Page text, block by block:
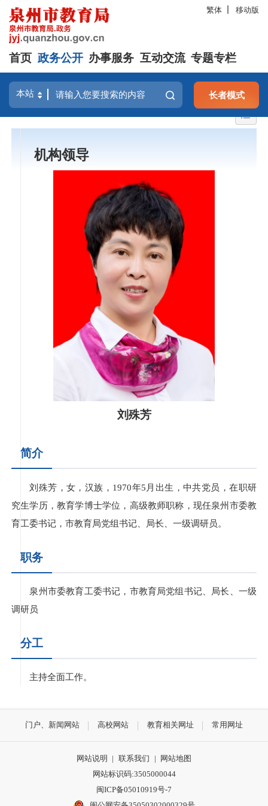
繁体 移动版
首页 政务公开 办事服务 互动交流 专题专栏
长者模式
机构领导
刘殊芳
简介
刘殊芳，女，汉族，1970年5月出生，中共党员，在职研
究生学历，教育学博士学位，高级教师职称，现任泉州市委教
育工委书记，市教育局党组书记、局长、一级调研员。
职务
泉州市委教育工委书记，市教育局党组书记、局长、一级
调研员
分工
主持全面工作。
门户、新闻网站 高校网站 教育相关网址 常用网址
网站说明 | 联系我们 |
网站地图
网站标识码:3505000044
闽ICP备05010919号-7